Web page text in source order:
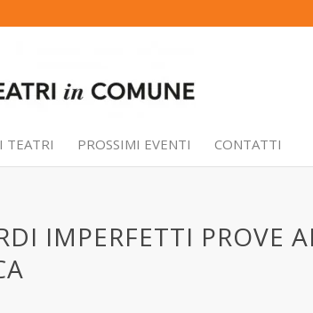
I TEATRI PROSSIMI EVENTI CONTATTI
IMPERFETTI PROVE